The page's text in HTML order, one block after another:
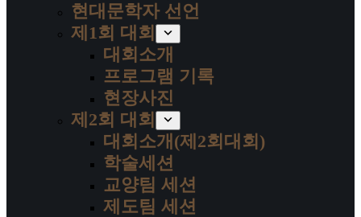
현대문학자 선언
제1회 대회
대회소개
프로그램 기록
현장사진
제2회 대회
대회소개(제2회대회)
학술세션
교양팀 세션
제도팀 세션